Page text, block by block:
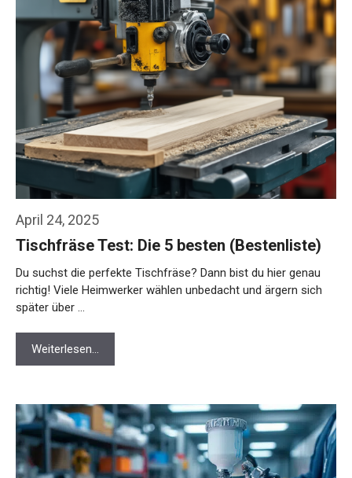
April 24, 2025
Tischfräse Test: Die 5 besten (Bestenliste)
Du suchst die perfekte Tischfräse? Dann bist du hier genau
richtig! Viele Heimwerker wählen unbedacht und ärgern sich
später über …
Weiterlesen…